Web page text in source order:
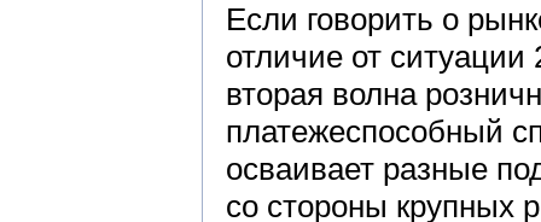
Если говорить о
отличие от ситуации
вторая волна
платежеспособный
осваивает разные
со стороны крупных